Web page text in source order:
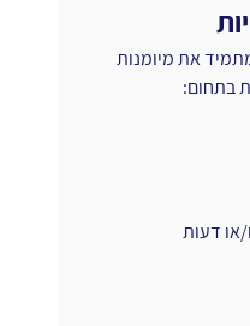
את מיומנות
בתחום:
או דעות